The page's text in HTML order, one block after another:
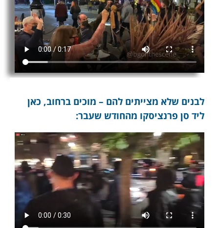
לבנים שלא מצייתים להם – מוכים ברחוב, כאן
ליד סן פרנציסקו מהחודש שעבר: